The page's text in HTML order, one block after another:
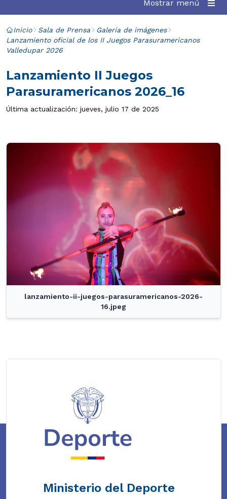
Mostrar menú
Inicio Sala de Prensa
Galería de imágenes
Lanzamiento oficial de los II Juegos Parasuramericanos
Valledupar 2026
Lanzamiento II Juegos
Parasuramericanos 2026_16
Última actualización: jueves, julio 17 de 2025
lanzamiento-ii-juegos-parasuramericanos-2026-
16.jpeg
Ministerio del Deporte